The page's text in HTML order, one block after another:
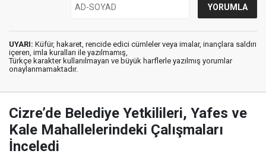
UYARI: Küfür, hakaret, rencide edici cümleler veya imalar, inançlara saldırı
içeren, imla kuralları ile yazılmamış,
Türkçe karakter kullanılmayan ve büyük harflerle yazılmış yorumlar
onaylanmamaktadır.
Cizre’de Belediye Yetkilileri, Yafes ve
Kale Mahallelerindeki Çalışmaları
İnceledi